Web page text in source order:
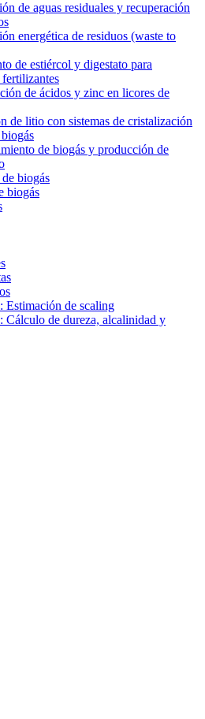
de aguas residuales y recuperación
energética de residuos (waste to
de estiércol y digestato para
de ácidos y zinc en licores de
de litio con sistemas de cristalización
de biogás y producción de
biogás
biogás
de scaling
de dureza, alcalinidad y